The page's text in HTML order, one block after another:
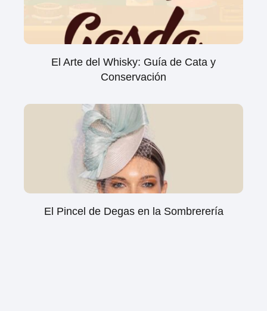
El Arte del Whisky: Guía de Cata y
Conservación
El Pincel de Degas en la Sombrerería